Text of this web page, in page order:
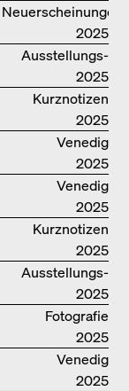
Neuerscheinungen
2025
Ausstellungs­
kataloge
2025
Kurznotizen
2025
Venedig
2025
Venedig
2025
Kurznotizen
2025
Ausstellungs­
kataloge
2025
Fotografie
2025
Venedig
2025